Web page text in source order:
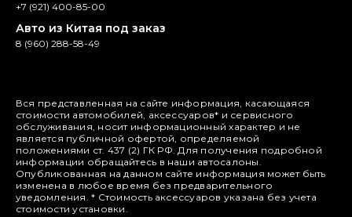
+7 (921) 400-85-00
Авто из Китая под заказ
8 (960) 288-58-49
Вся представленная на сайте информация, касающаяся
стоимости автомобилей, аксессуаров* и сервисного
обслуживания, носит информационный характер и не
является публичной офертой, определяемой
положениями ст. 437 (2) ГК РФ. Для получения подробной
информации обращайтесь в наши автосалоны.
Опубликованная на данном сайте информация может быть
изменена в любое время без предварительного
уведомления. * Стоимость аксессуаров указана без учета
стоимости установки.